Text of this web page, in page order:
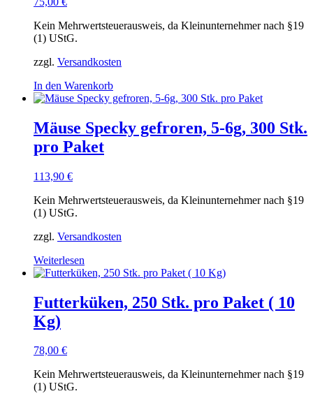
Kein Mehrwertsteuerausweis, da Kleinunternehmer nach §19
(1) UStG.
zzgl. Versandkosten
In den Warenkorb
Mäuse Specky gefroren, 5-6g, 300 Stk.
pro Paket
113,90 €
Kein Mehrwertsteuerausweis, da Kleinunternehmer nach §19
(1) UStG.
zzgl. Versandkosten
Weiterlesen
Futterküken, 250 Stk. pro Paket ( 10
Kg)
78,00 €
Kein Mehrwertsteuerausweis, da Kleinunternehmer nach §19
(1) UStG.